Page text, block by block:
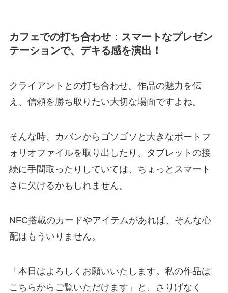
カフェでの打ち合わせ：スマートなプレゼン
テーションで、デキる感を演出！
クライアントとの打ち合わせ。作品の魅力を伝
え、信頼を勝ち取りたい大切な場面ですよね。
そんな時、カバンからゴソゴソと大きなポートフ
ォリオファイルを取り出したり、タブレットの接
続に手間取ったりしていては、ちょっとスマート
さに欠けるかもしれません。
NFC搭載のカードやアイテムがあれば、そんな心
配はもういりません。
「本日はよろしくお願いいたします。私の作品は
こちらからご覧いただけます」と、さりげなく